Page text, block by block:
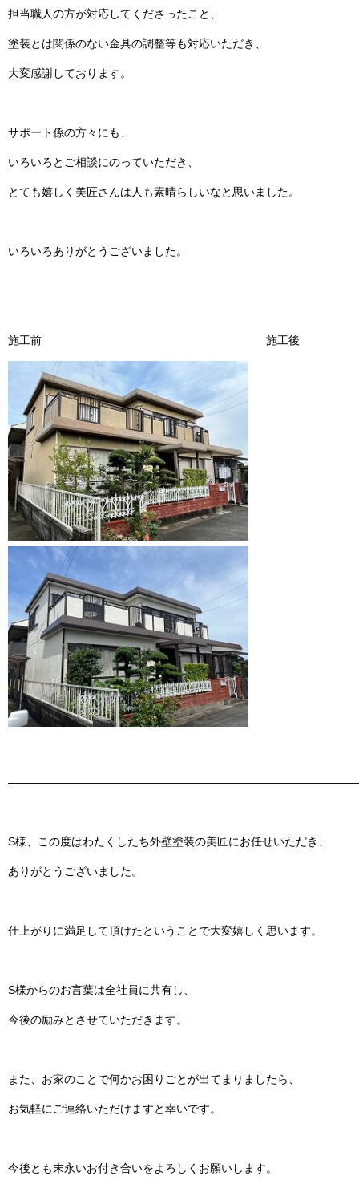
担当職人の方が対応してくださったこと、
塗装とは関係のない金具の調整等も対応いただき、
大変感謝しております。
サポート係の方々にも、
いろいろとご相談にのっていただき、
とても嬉しく美匠さんは人も素晴らしいなと思いました。
いろいろありがとうございました。
施工前 施工後
S様、この度はわたくしたち外壁塗装の美匠にお任せいただき、
ありがとうございました。
仕上がりに満足して頂けたということで大変嬉しく思います。
S様からのお言葉は全社員に共有し、
今後の励みとさせていただきます。
また、お家のことで何かお困りごとが出てまりましたら、
お気軽にご連絡いただけますと幸いです。
今後とも末永いお付き合いをよろしくお願いします。